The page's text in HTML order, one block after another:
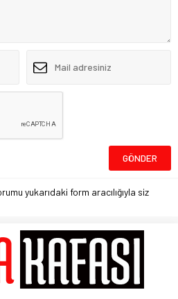
yukarıdaki form aracılığıyla siz